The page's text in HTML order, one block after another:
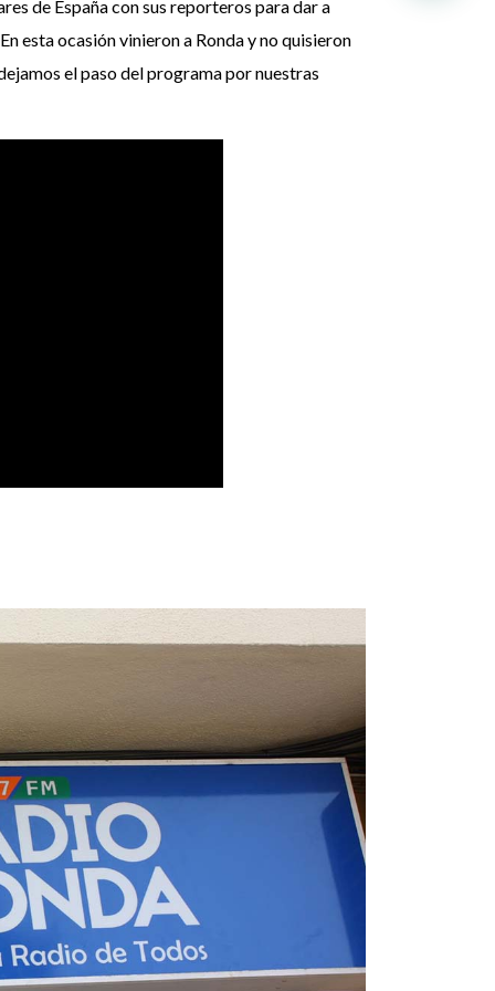
de España con sus reporteros para dar a
esta ocasión vinieron a Ronda y no quisieron
el paso del programa por nuestras